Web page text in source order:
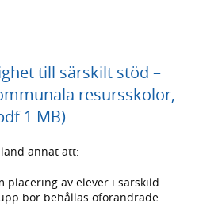
till särskilt stöd –
resursskolor,
1 MB)
annat att:
placering av elever i särskild
bör behållas oförändrade.